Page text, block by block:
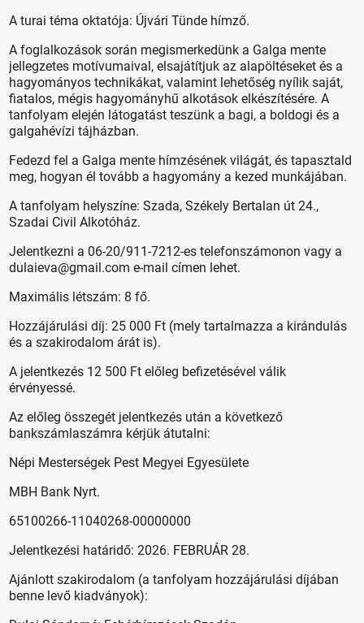
A turai téma oktatója: Újvári Tünde hímző.
A foglalkozások során megismerkedünk a Galga mente
jellegzetes motívumaival, elsajátítjuk az alapöltéseket és a
hagyományos technikákat, valamint lehetőség nyílik saját,
fiatalos, mégis hagyományhű alkotások elkészítésére. A
tanfolyam elején látogatást teszünk a bagi, a boldogi és a
galgahévízi tájházban.
Fedezd fel a Galga mente hímzésének világát, és tapasztald
meg, hogyan él tovább a hagyomány a kezed munkájában.
A tanfolyam helyszíne: Szada, Székely Bertalan út 24.,
Szadai Civil Alkotóház.
Jelentkezni a 06-20/911-7212-es telefonszámonon vagy a
dulaieva@gmail.com e-mail címen lehet.
Maximális létszám: 8 fő.
Hozzájárulási díj: 25 000 Ft (mely tartalmazza a kirándulás
és a szakirodalom árát is).
A jelentkezés 12 500 Ft előleg befizetésével válik
érvényessé.
Az előleg összegét jelentkezés után a következő
bankszámlaszámra kérjük átutalni:
Népi Mesterségek Pest Megyei Egyesülete
MBH Bank Nyrt.
65100266-11040268-00000000
Jelentkezési határidő: 2026. FEBRUÁR 28.
Ajánlott szakirodalom (a tanfolyam hozzájárulási díjában
benne levő kiadványok):